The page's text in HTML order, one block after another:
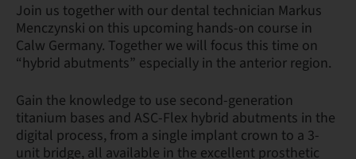
Join us together with our dental technician Markus
Menczynski on this upcoming hands-on course in
Calw Germany. Together we will focus this time on
“hybrid abutments” especially in the anterior region.
Gain the knowledge to use second-generation
titanium bases and ASC-Flex hybrid abutments in the
digital process, from a single implant crown to a 3-
unit bridge, all available in the excellent prosthetic